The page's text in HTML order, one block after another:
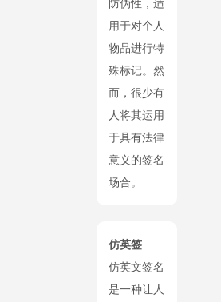
防伪性，适
用于对个人
物品进行特
殊标记。然
而，很少有
人将其运用
于具有法律
意义的签名
场合。
仿英签
仿英文签名
是一种让人